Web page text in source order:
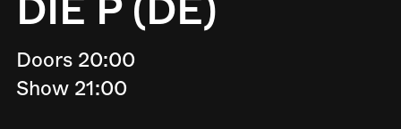
Doors 20:00
Show 21:00